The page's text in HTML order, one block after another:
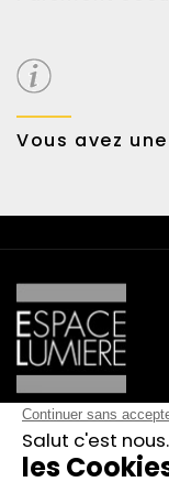
Possibilité de payer
Vous avez
CATALOGUE